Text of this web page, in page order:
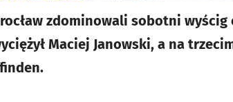
zdominowali sobotni wyścig
Maciej Janowski, a na